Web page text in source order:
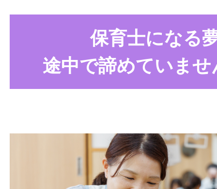
保育士になる
途中で諦めていませ